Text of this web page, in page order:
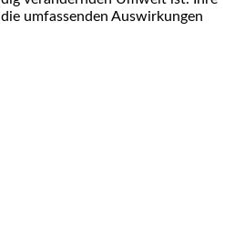
umfassenden⁣ Auswirkungen